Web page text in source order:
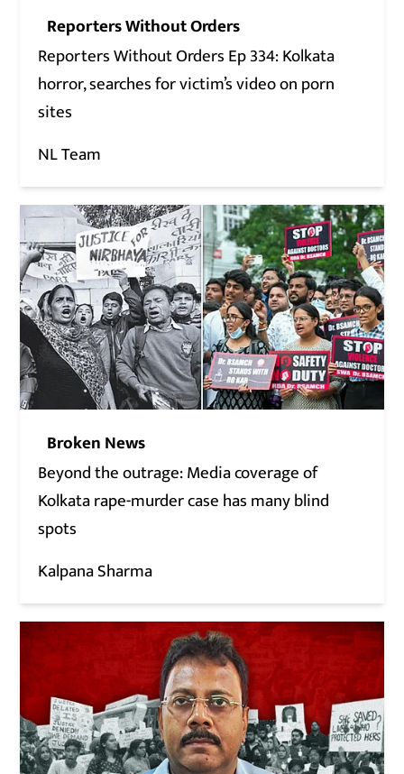
Reporters Without Orders
Reporters Without Orders Ep 334: Kolkata
horror, searches for victim’s video on porn
sites
NL Team
Broken News
Beyond the outrage: Media coverage of
Kolkata rape-murder case has many blind
spots
Kalpana Sharma